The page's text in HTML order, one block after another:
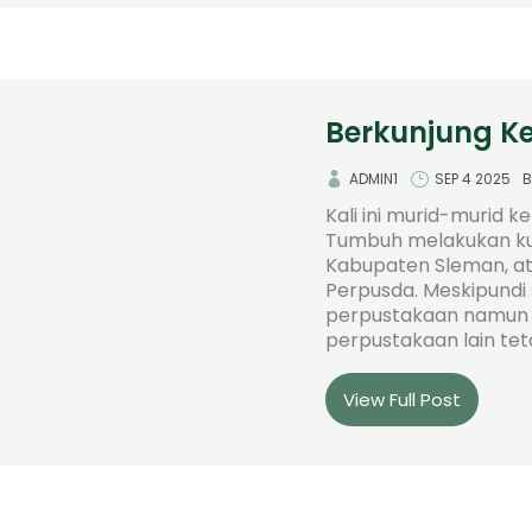
Berkunjung
ADMIN1 SEP 4 2025
Kali ini murid-murid
Tumbuh melakukan
Kabupaten Sleman,
Perpusda.
perpustakaan
perpustakaan lain
View Full Post